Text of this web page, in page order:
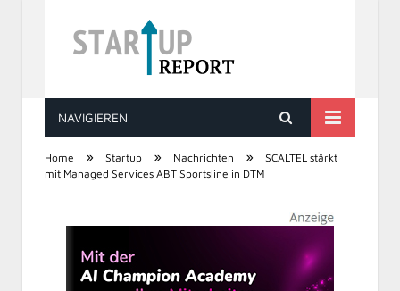
STARTUP REPORT
NAVIGIEREN
Home » Startup » Nachrichten »
SCALTEL stärkt
mit Managed Services ABT Sportsline in DTM